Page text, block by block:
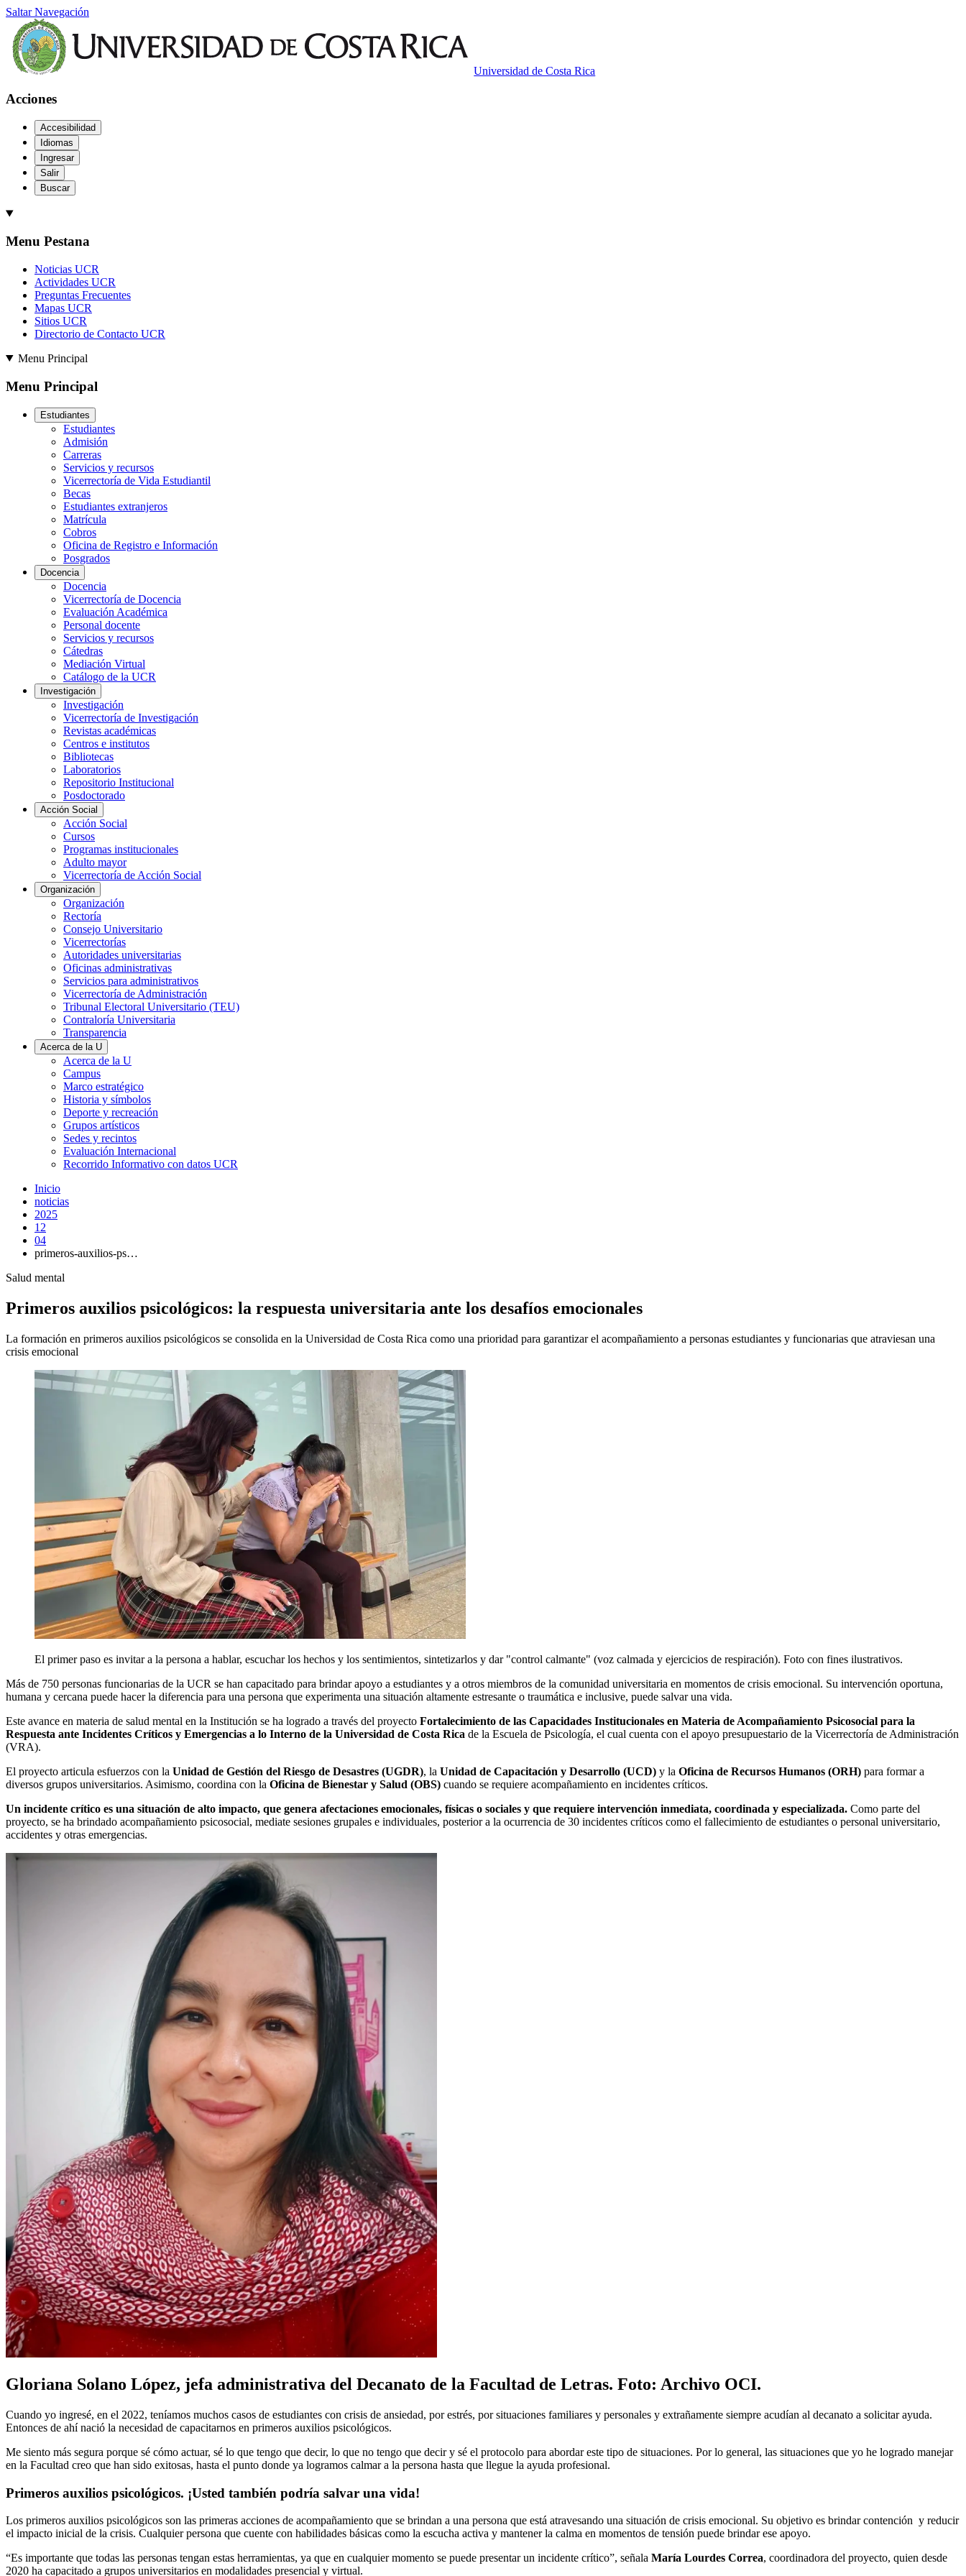
Saltar Navegación
Universidad de Costa Rica
Acciones
Accesibilidad
Idiomas
Ingresar
Salir
Buscar
Menu Pestana
Noticias UCR
Actividades UCR
Preguntas Frecuentes
Mapas UCR
Sitios UCR
Directorio de Contacto UCR
Menu Principal
Menu Principal
Estudiantes
Estudiantes
Admisión
Carreras
Servicios y recursos
Vicerrectoría de Vida Estudiantil
Becas
Estudiantes extranjeros
Matrícula
Cobros
Oficina de Registro e Información
Posgrados
Docencia
Docencia
Vicerrectoría de Docencia
Evaluación Académica
Personal docente
Servicios y recursos
Cátedras
Mediación Virtual
Catálogo de la UCR
Investigación
Investigación
Vicerrectoría de Investigación
Revistas académicas
Centros e institutos
Bibliotecas
Laboratorios
Repositorio Institucional
Posdoctorado
Acción Social
Acción Social
Cursos
Programas institucionales
Adulto mayor
Vicerrectoría de Acción Social
Organización
Organización
Rectoría
Consejo Universitario
Vicerrectorías
Autoridades universitarias
Oficinas administrativas
Servicios para administrativos
Vicerrectoría de Administración
Tribunal Electoral Universitario (TEU)
Contraloría Universitaria
Transparencia
Acerca de la U
Acerca de la U
Campus
Marco estratégico
Historia y símbolos
Deporte y recreación
Grupos artísticos
Sedes y recintos
Evaluación Internacional
Recorrido Informativo con datos UCR
Inicio
noticias
2025
12
04
primeros-auxilios-ps…
Salud mental
Primeros auxilios psicológicos: la respuesta universitaria ante los desafíos emocionales
La formación en primeros auxilios psicológicos se consolida en la Universidad de Costa Rica como una prioridad para garantizar el acompañamiento a personas estudiantes y funcionarias que atraviesan una
crisis emocional
El primer paso es invitar a la persona a hablar, escuchar los hechos y los sentimientos, sintetizarlos y dar "control calmante" (voz calmada y ejercicios de respiración). Foto con fines ilustrativos.
Más de 750 personas funcionarias de la UCR se han capacitado para brindar apoyo a estudiantes y a otros miembros de la comunidad universitaria en momentos de crisis emocional. Su intervención oportuna,
humana y cercana puede hacer la diferencia para una persona que experimenta una situación altamente estresante o traumática e inclusive, puede salvar una vida.
Este avance en materia de salud mental en la Institución se ha logrado a través del proyecto Fortalecimiento de las Capacidades Institucionales en Materia de Acompañamiento Psicosocial para la
Respuesta ante Incidentes Críticos y Emergencias a lo Interno de la Universidad de Costa Rica de la Escuela de Psicología, el cual cuenta con el apoyo presupuestario de la Vicerrectoría de Administración
(VRA).
El proyecto articula esfuerzos con la Unidad de Gestión del Riesgo de Desastres (UGDR), la Unidad de Capacitación y Desarrollo (UCD) y la Oficina de Recursos Humanos (ORH) para formar a
diversos grupos universitarios. Asimismo, coordina con la Oficina de Bienestar y Salud (OBS) cuando se requiere acompañamiento en incidentes críticos.
Un incidente crítico es una situación de alto impacto, que genera afectaciones emocionales, físicas o sociales y que requiere intervención inmediata, coordinada y especializada. Como parte del
proyecto, se ha brindado acompañamiento psicosocial, mediate sesiones grupales e individuales, posterior a la ocurrencia de 30 incidentes críticos como el fallecimiento de estudiantes o personal universitario,
accidentes y otras emergencias.
Gloriana Solano López, jefa administrativa del Decanato de la Facultad de Letras. Foto: Archivo OCI.
Cuando yo ingresé, en el 2022, teníamos muchos casos de estudiantes con crisis de ansiedad, por estrés, por situaciones familiares y personales y extrañamente siempre acudían al decanato a solicitar ayuda.
Entonces de ahí nació la necesidad de capacitarnos en primeros auxilios psicológicos.
Me siento más segura porque sé cómo actuar, sé lo que tengo que decir, lo que no tengo que decir y sé el protocolo para abordar este tipo de situaciones. Por lo general, las situaciones que yo he logrado manejar
en la Facultad creo que han sido exitosas, hasta el punto donde ya logramos calmar a la persona hasta que llegue la ayuda profesional.
Primeros auxilios psicológicos. ¡Usted también podría salvar una vida!
Los primeros auxilios psicológicos son las primeras acciones de acompañamiento que se brindan a una persona que está atravesando una situación de crisis emocional. Su objetivo es brindar contención y reducir
el impacto inicial de la crisis. Cualquier persona que cuente con habilidades básicas como la escucha activa y mantener la calma en momentos de tensión puede brindar ese apoyo.
“Es importante que todas las personas tengan estas herramientas, ya que en cualquier momento se puede presentar un incidente crítico”, señala María Lourdes Correa, coordinadora del proyecto, quien desde
2020 ha capacitado a grupos universitarios en modalidades presencial y virtual.